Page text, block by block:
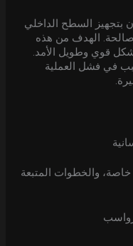
بتجهيز السطح الداخلي
الهدف من هذه
قوي وطويل الأمد.
في فشل العملية
خاصة، والخطوات المتبعة